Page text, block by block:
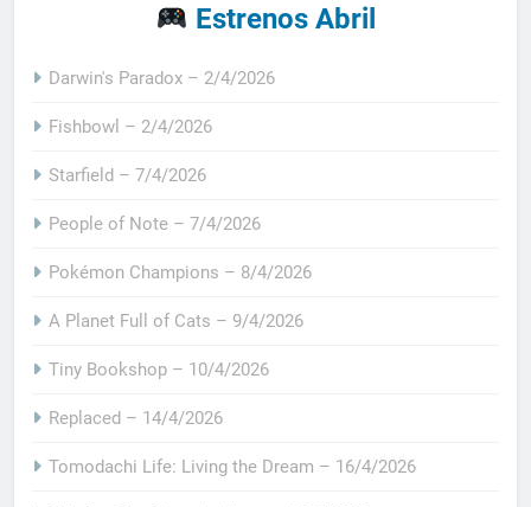
Estrenos Abril
Darwin's Paradox – 2/4/2026
Fishbowl – 2/4/2026
Starfield – 7/4/2026
People of Note – 7/4/2026
Pokémon Champions – 8/4/2026
A Planet Full of Cats – 9/4/2026
Tiny Bookshop – 10/4/2026
Replaced – 14/4/2026
Tomodachi Life: Living the Dream – 16/4/2026